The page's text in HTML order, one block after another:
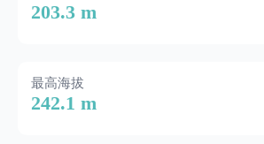
203.3 m
最高海拔
242.1 m